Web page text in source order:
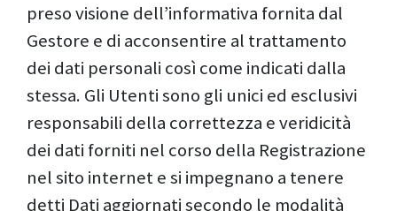
preso visione dell’informativa fornita dal
Gestore e di acconsentire al trattamento
dei dati personali così come indicati dalla
stessa. Gli Utenti sono gli unici ed esclusivi
responsabili della correttezza e veridicità
dei dati forniti nel corso della Registrazione
nel sito internet e si impegnano a tenere
detti Dati aggiornati secondo le modalità